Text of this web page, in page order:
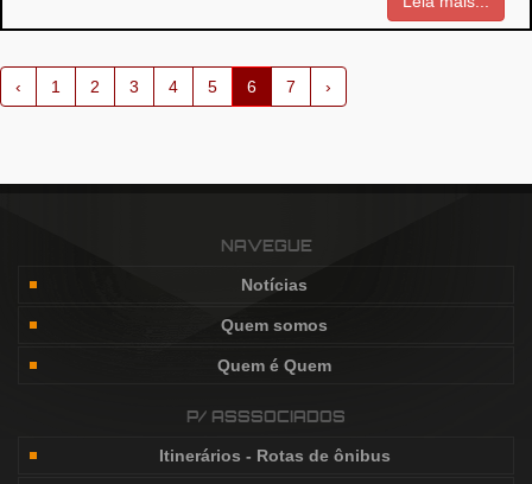
‹ 1 2 3 4 5 6 7 ›
NAVEGUE
Notícias
Quem somos
Quem é Quem
P/ ASSSOCIADOS
Itinerários - Rotas de ônibus